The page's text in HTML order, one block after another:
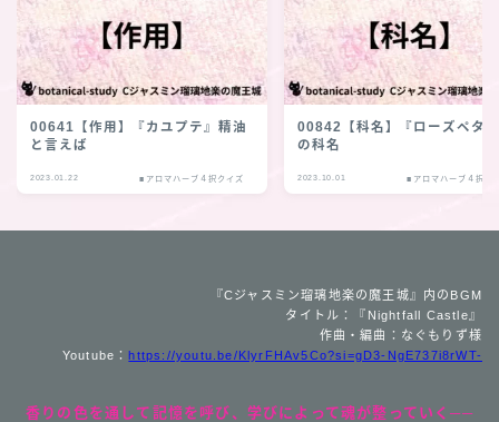
00641【作用】『カユプテ』精油
と言えば
2023.01.22 ■アロマハーブ４択クイズ
00842【科名】『ローズペタ
の科名
2023.10.01 ■アロマハーブ４択ク
『Cジャスミン瑠璃地楽の魔王城』内のBGM
タイトル：『Nightfall Castle』
作曲・編曲：なぐもりず様
Youtube：https://youtu.be/KlyrFHAv5Co?si=gD3-NgE737i8rWT-
香りの色を通して記憶を呼び、学びによって魂が整っていく──